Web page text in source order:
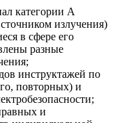
категории А
излучения)
в сфере его
разные
инструктажей по
повторных) и
и